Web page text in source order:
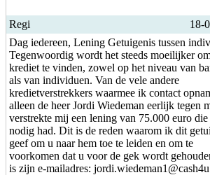
Regi
18-
Dag iedereen, Lening Getuigenis tussen
Tegenwoordig wordt het steeds moeilijker
krediet te vinden, zowel op het niveau van
als van individuen. Van de vele andere
kredietverstrekkers waarmee ik contact
alleen de heer Jordi Wiedeman eerlijk tegen
verstrekte mij een lening van 75.000 euro
nodig had. Dit is de reden waarom ik dit
geef om u naar hem toe te leiden en om te
voorkomen dat u voor de gek wordt
is zijn e-mailadres: